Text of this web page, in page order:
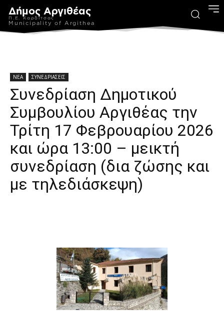
Δήμος Αργιθέας
Π.Ε. Καρδίτσας
Municipality of Argithea
ΝΕΑ ΣΥΝΕΔΡΙΑΣΕΙΣ
Συνεδρίαση Δημοτικού
Συμβουλίου Αργιθέας την
Τρίτη 17 Φεβρουαρίου 2026
και ώρα 13:00 – μεικτή
συνεδρίαση (δια ζώσης και
με τηλεδιάσκεψη)